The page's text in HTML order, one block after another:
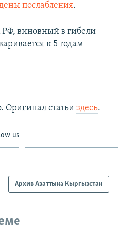
послабления.
РФ, виновный в гибели
к 5 годам
Оригинал статьи здесь.
us
Архив Азаттыка Кыргызстан